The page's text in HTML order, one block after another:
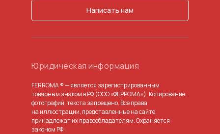
FERROMA ® — является зарегистрированным
товарным знаком в РФ (ООО «ФЕРРОМА»). Копирование
фотографий, текста запрещено. Все права
на иллюстрации, представленные на сайте,
принадлежат их правообладателям. Охраняется
законом РФ
Юридическая информация
Написать нам